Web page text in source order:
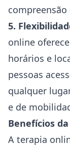
5.
online
horários e
pessoas
qualquer
e de
Benefícios
A terapia